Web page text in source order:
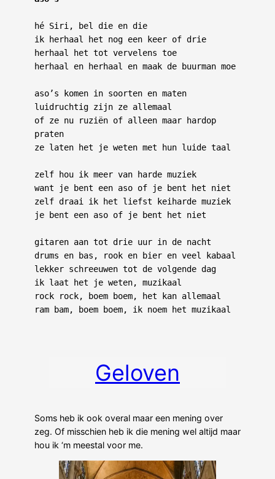
hé Siri, bel die en die
ik herhaal het nog een keer of drie
herhaal het tot vervelens toe
herhaal en herhaal en maak de buurman moe
aso’s komen in soorten en maten
luidruchtig zijn ze allemaal
of ze nu ruziën of alleen maar hardop
praten
ze laten het je weten met hun luide taal
zelf hou ik meer van harde muziek
want je bent een aso of je bent het niet
zelf draai ik het liefst keiharde muziek
je bent een aso of je bent het niet
gitaren aan tot drie uur in de nacht
drums en bas, rook en bier en veel kabaal
lekker schreeuwen tot de volgende dag
ik laat het je weten, muzikaal
rock rock, boem boem, het kan allemaal
Geloven
Soms heb ik ook overal maar een mening over
zeg. Of misschien heb ik die mening wel altijd maar
hou ik ‘m meestal voor me.